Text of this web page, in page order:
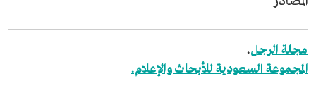
مجلة الرجل.
المجموعة السعودية للأبحاث والإعلام.